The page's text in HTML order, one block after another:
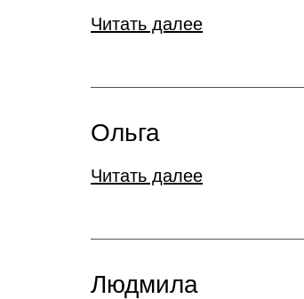
Читать далее
Ольга
Читать далее
Людмила